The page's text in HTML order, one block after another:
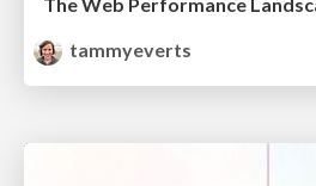
tammyeverts